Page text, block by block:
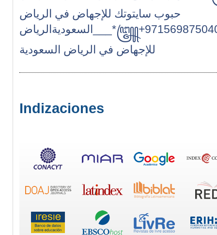
حبوب سايتوتك للإجهاض في الرياض
السعوديةالرياض___*꧅+971569875040)꧅بيع حبوب سايتوتك
للإجهاض في الرياض السعودية
Indizaciones